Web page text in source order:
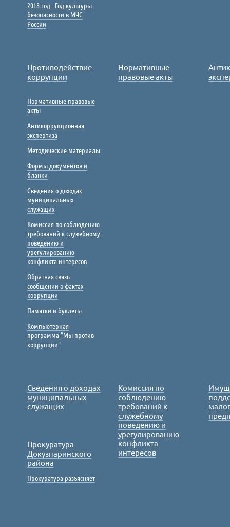
2018 год - Год культуры
безопасности в МЧС
России
Противодействие
коррупции
Нормативные правовые
акты
Антикоррупционная
экспертиза
Методические материалы
Формы документов и
бланки
Сведения о доходах
муниципальных
служащих
Комиссия по соблюдению
требований к служебному
поведению и
урегулированию
конфликта интересов
Обратная связь
сообщении о фактах
коррупции
Памятки и буклеты
Компьютерная
программа "Мы против
коррупции"
Нормативные
правовые акты
Сведения о доходах
муниципальных
служащих
Комиссия по
соблюдению
требований к
служебному
поведению и
урегулированию
конфликта
интересов
Прокуратура
Докузпаринского
района
Прокуратура разъясняет